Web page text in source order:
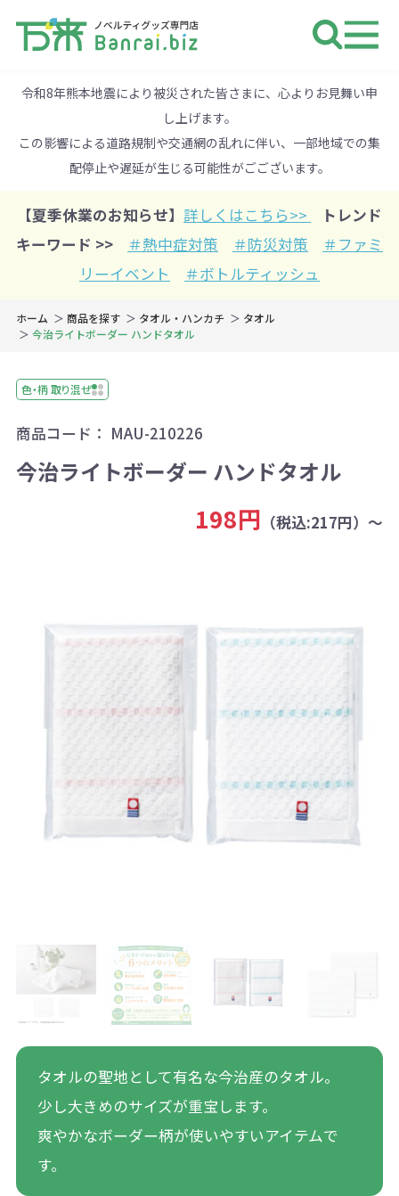
令和8年熊本地震により被災された皆さまに、心よりお見舞い申
し上げます。
この影響による道路規制や交通網の乱れに伴い、一部地域での集
配停止や遅延が生じる可能性がごございます。
【夏季休業のお知らせ】 詳しくはこちら>>
トレンド
キーワード >>
＃熱中症対策 ＃防災対策
＃ファミ
リーイベント
＃ボトルティッシュ
ホーム 商品を探す タオル・ハンカチ
タオル
今治ライトボーダー ハンドタオル
色・柄 取り混ぜ
商品コード： MAU-210226
今治ライトボーダー ハンドタオル
198円 （税込:217円）～
タオルの聖地として有名な今治産のタオル。
少し大きめのサイズが重宝します。
爽やかなボーダー柄が使いやすいアイテムで
す。